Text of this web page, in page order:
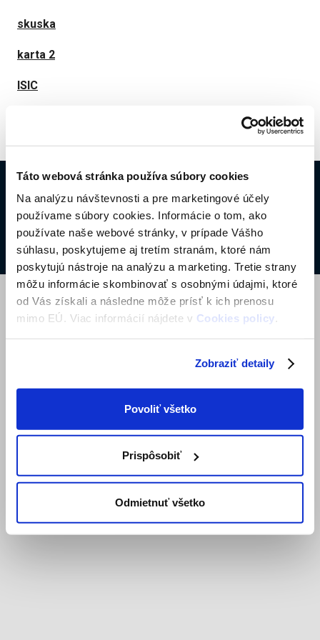
Táto webová stránka používa súbory cookies
Na analýzu návštevnosti a pre marketingové účely
používame súbory cookies. Informácie o tom, ako
používate naše webové stránky, v prípade Vášho
súhlasu, poskytujeme aj tretím stranám, ktoré nám
poskytujú nástroje na analýzu a marketing. Tretie strany
môžu informácie skombinovať s osobnými údajmi, ktoré
od Vás získali a následne môže prísť k ich prenosu
mimo EÚ. Viac informácií nájdete v Cookies policy.
Zobraziť detaily
Povoliť všetko
Prispôsobiť
Odmietnuť všetko
skuska
karta 2
ISIC
Copyright © 2017 Združenie CKM SYTS Všetky práva
vyhradené.
Created by okto.Cookies Policy